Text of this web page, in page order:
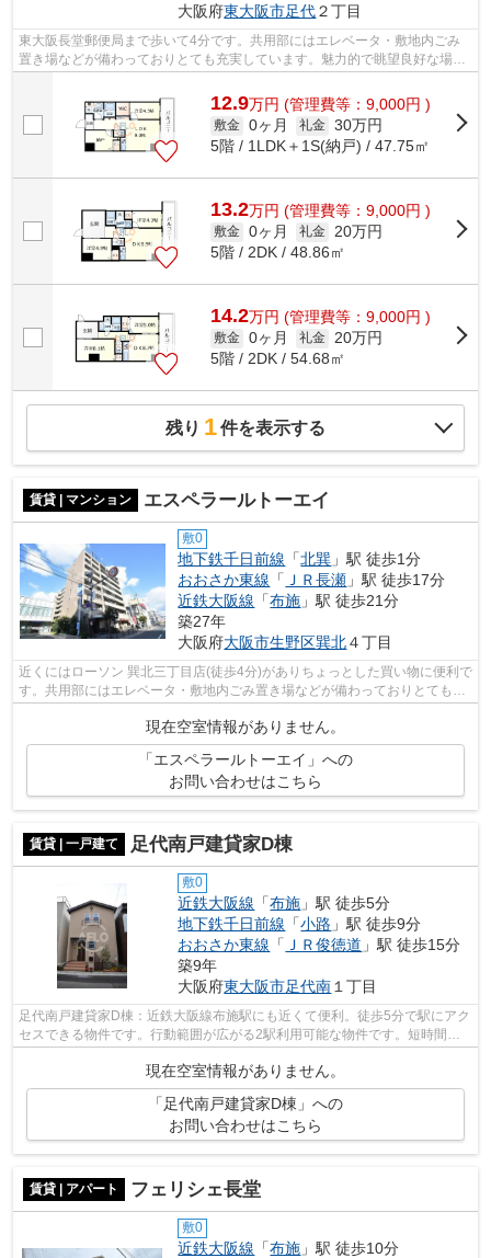
大阪府東大阪市足代２丁目
東大阪長堂郵便局まで歩いて4分です。共用部にはエレベータ・敷地内ごみ
置き場などが備わっておりとても充実しています。魅力的で眺望良好な場所
12.9万円 (管理費等：9,000円 )
敷金 0ヶ月 礼金 30万円
5階 / 1LDK＋1S(納戸) / 47.75㎡
13.2万円 (管理費等：9,000円 )
敷金 0ヶ月 礼金 20万円
5階 / 2DK / 48.86㎡
14.2万円 (管理費等：9,000円 )
敷金 0ヶ月 礼金 20万円
5階 / 2DK / 54.68㎡
残り 1件を表示する
賃貸 | マンション エスペラールトーエイ
敷0
地下鉄千日前線 「北巽 」駅 徒歩1分
おおさか東線 「 ＪＲ長瀬 」駅 徒歩17分
近鉄大阪線 「布施 」駅 徒歩21分
築27年
大阪府大阪市生野区巽北４丁目
近くにはローソン 巽北三丁目店(徒歩4分)がありちょっとした買い物に便利で
す。共用部にはエレベータ・敷地内ごみ置き場などが備わっておりとても充
実しています。風通しが良く、湿気...
現在空室情報がありません。
「エスペラールトーエイ」への
お問い合わせはこちら
賃貸 | 一戸建て 足代南戸建貸家D棟
敷0
近鉄大阪線 「布施 」駅 徒歩5分
地下鉄千日前線 「小路 」駅 徒歩9分
おおさか東線 「 ＪＲ俊徳道 」駅 徒歩15分
築9年
大阪府東大阪市足代南１丁目
足代南戸建貸家D棟：近鉄大阪線布施駅にも近くて便利。徒歩5分で駅にアク
セスできる物件です。行動範囲が広がる2駅利用可能な物件です。短時間で
現在空室情報がありません。
「足代南戸建貸家D棟」への
お問い合わせはこちら
賃貸 | アパート フェリシェ長堂
敷0
近鉄大阪線 「布施 」駅 徒歩10分